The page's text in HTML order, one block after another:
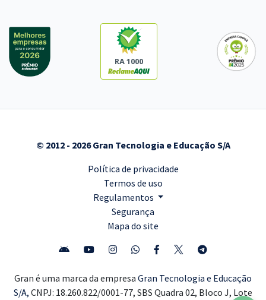
RA 1000
© 2012 - 2026 Gran Tecnologia e Educação S/A
Política de privacidade
Termos de uso
Regulamentos
Segurança
Mapa do site
Gran é uma marca da empresa Gran Tecnologia e Educação
S/A, CNPJ: 18.260.822/0001-77, SBS Quadra 02, Bloco J, Lote